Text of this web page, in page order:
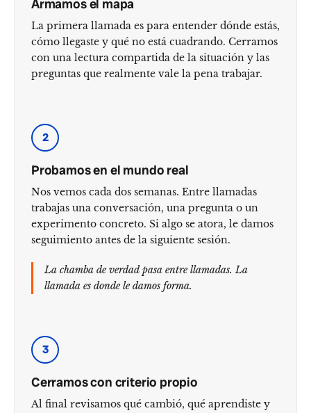
Armamos el mapa
La primera llamada es para entender dónde estás,
cómo llegaste y qué no está cuadrando. Cerramos
con una lectura compartida de la situación y las
preguntas que realmente vale la pena trabajar.
2
Probamos en el mundo real
Nos vemos cada dos semanas. Entre llamadas
trabajas una conversación, una pregunta o un
experimento concreto. Si algo se atora, le damos
seguimiento antes de la siguiente sesión.
La chamba de verdad pasa entre llamadas. La
llamada es donde le damos forma.
3
Cerramos con criterio propio
Al final revisamos qué cambió, qué aprendiste y